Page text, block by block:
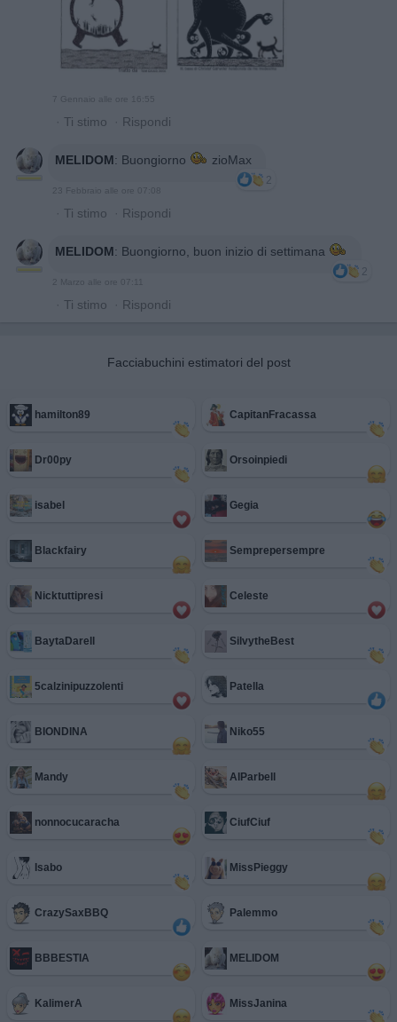
7 Gennaio alle ore 16:55
· Ti stimo · Rispondi
MELIDOM: Buongiorno zioMax
2
23 Febbraio alle ore 07:08
· Ti stimo · Rispondi
MELIDOM: Buongiorno, buon inizio di settimana
2
2 Marzo alle ore 07:11
· Ti stimo · Rispondi
Facciabuchini estimatori del post
hamilton89 CapitanFracassa
Dr00py Orsoinpiedi
isabel Gegia
Blackfairy Semprepersempre
Nicktuttipresi Celeste
BaytaDarell SilvytheBest
5calzinipuzzolenti Patella
BIONDINA Niko55
Mandy AlParbell
nonnocucaracha CiufCiuf
Isabo MissPieggy
CrazySaxBBQ Palemmo
BBBESTIA MELIDOM
KalimerA MissJanina